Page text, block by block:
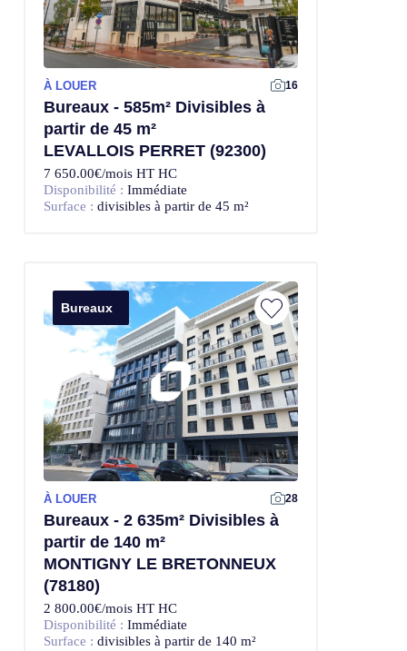
Offre Exclusive
À LOUER 16
Bureaux - 585m² Divisibles à
partir de 45 m²
LEVALLOIS PERRET (92300)
7 650.00€/mois HT HC
Disponibilité : Immédiate
Surface : divisibles à partir de 45 m²
Bureaux
À LOUER 28
Bureaux - 2 635m² Divisibles à
partir de 140 m²
MONTIGNY LE BRETONNEUX
(78180)
2 800.00€/mois HT HC
Disponibilité : Immédiate
Surface : divisibles à partir de 140 m²